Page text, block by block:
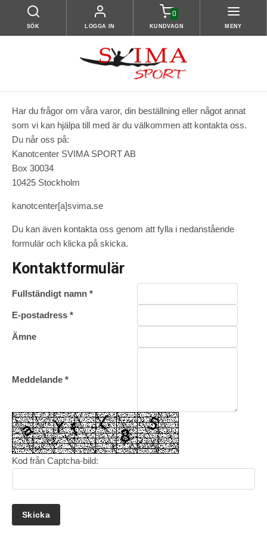
SÖK LOGGA IN
0
KUNDVAGN MENY
Har du frågor om våra varor, din beställning eller något annat
som vi kan hjälpa till med är du välkommen att kontakta oss.
Du når oss på:
Kanotcenter SVIMA SPORT AB
Box 30034
10425 Stockholm
kanotcenter[a]svima.se
Du kan även kontakta oss genom att fylla i nedanstående
formulär och klicka på skicka.
Kontaktformulär
Fullständigt namn *
E-postadress *
Ämne
Meddelande *
Kod från Captcha-bild: